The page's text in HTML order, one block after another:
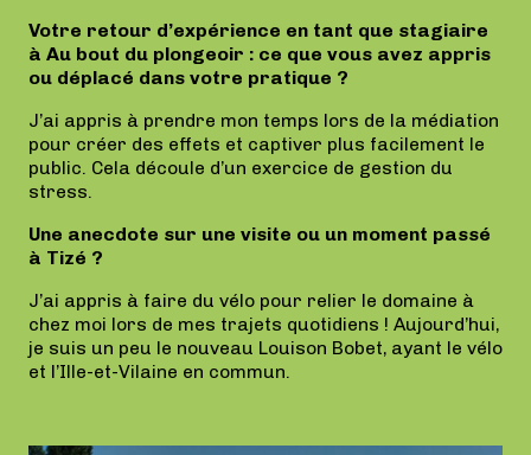
Votre retour d’expérience en tant que stagiaire
à Au bout du plongeoir : ce que vous avez appris
ou déplacé dans votre pratique ?
J’ai appris à prendre mon temps lors de la médiation
pour créer des effets et captiver plus facilement le
public. Cela découle d’un exercice de gestion du
stress.
Une anecdote sur une visite ou un moment passé
à Tizé ?
J’ai appris à faire du vélo pour relier le domaine à
chez moi lors de mes trajets quotidiens ! Aujourd’hui,
je suis un peu le nouveau Louison Bobet, ayant le vélo
et l’Ille-et-Vilaine en commun.